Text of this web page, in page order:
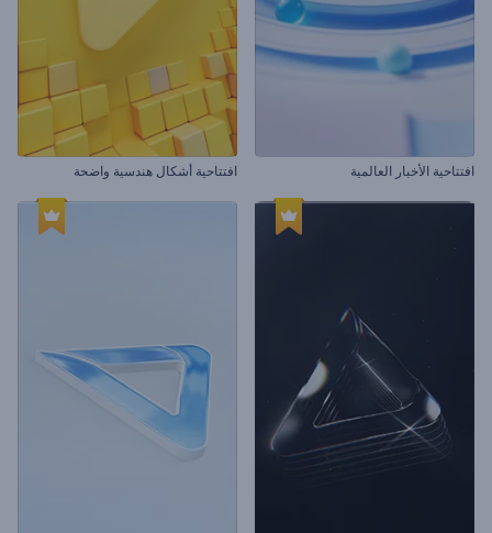
افتتاحية الأخبار العالمية افتتاحية أشكال هندسية واضحة